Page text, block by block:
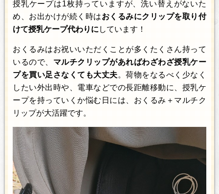
授乳ケープは1枚持っていますが、洗い替えがないた
め、お出かけが続く時はおくるみにクリップを取り付
けて授乳ケープ代わりに しています！
おくるみはお祝いいただくことが多くたくさん持って
いるので、 マルチクリップがあればわざわざ授乳ケー
プを買い足さなくても大丈夫。荷物をなるべく少なく
したい外出時や、電車などでの長距離移動に、授乳ケ
ープを持っていくか悩む日には、おくるみ＋マルチク
リップが大活躍です。